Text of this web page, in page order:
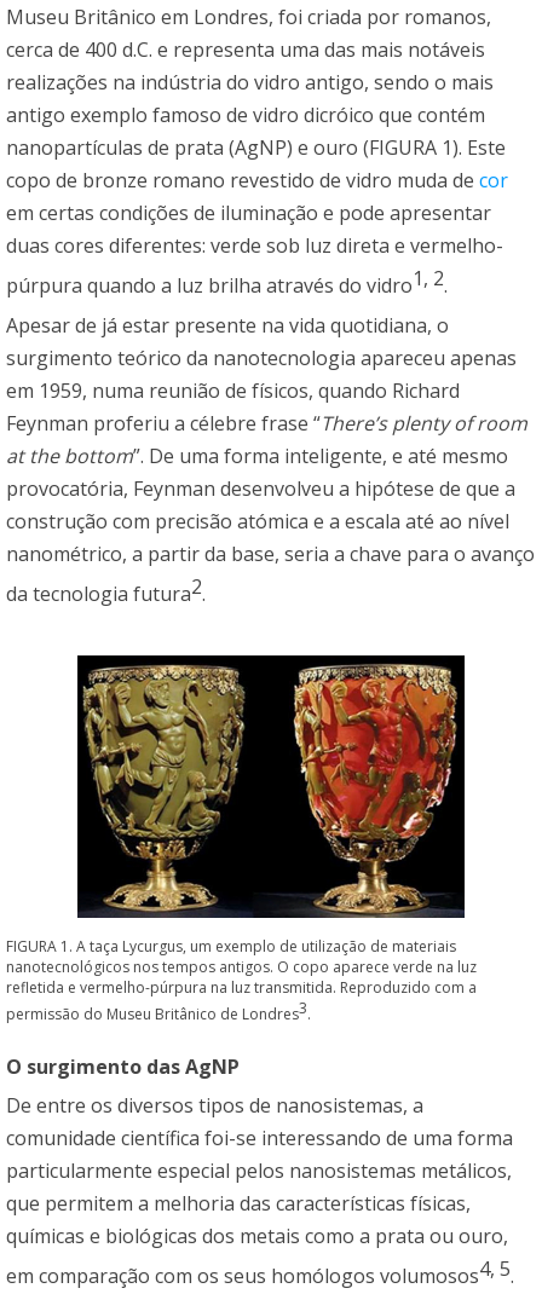
Museu Britânico em Londres, foi criada por romanos,
cerca de 400 d.C. e representa uma das mais notáveis
realizações na indústria do vidro antigo, sendo o mais
antigo exemplo famoso de vidro dicróico que contém
nanopartículas de prata (AgNP) e ouro (FIGURA 1). Este
copo de bronze romano revestido de vidro muda de cor
em certas condições de iluminação e pode apresentar
duas cores diferentes: verde sob luz direta e vermelho-
púrpura quando a luz brilha através do vidro1, 2.
Apesar de já estar presente na vida quotidiana, o
surgimento teórico da nanotecnologia apareceu apenas
em 1959, numa reunião de físicos, quando Richard
Feynman proferiu a célebre frase “There’s plenty of room
at the bottom”. De uma forma inteligente, e até mesmo
provocatória, Feynman desenvolveu a hipótese de que a
construção com precisão atómica e a escala até ao nível
nanométrico, a partir da base, seria a chave para o avanço
da tecnologia futura2.
FIGURA 1. A taça Lycurgus, um exemplo de utilização de materiais
nanotecnológicos nos tempos antigos. O copo aparece verde na luz
refletida e vermelho-púrpura na luz transmitida. Reproduzido com a
permissão do Museu Britânico de Londres3.
O surgimento das AgNP
De entre os diversos tipos de nanosistemas, a
comunidade científica foi-se interessando de uma forma
particularmente especial pelos nanosistemas metálicos,
que permitem a melhoria das características físicas,
químicas e biológicas dos metais como a prata ou ouro,
em comparação com os seus homólogos volumosos4, 5.